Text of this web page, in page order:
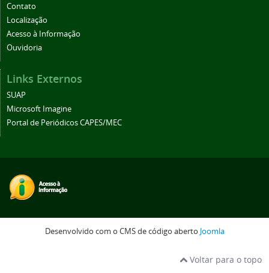
Contato
Localização
Acesso à Informação
Ouvidoria
Links Externos
SUAP
Microsoft Imagine
Portal de Periódicos CAPES/MEC
Desenvolvido com o CMS de código aberto Joomla
Voltar para o topo